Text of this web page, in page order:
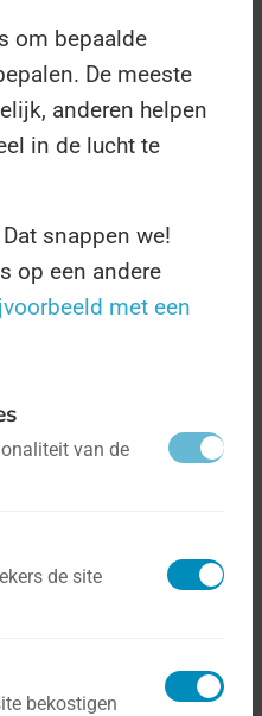
bij de kracht van
worden onder
georganiseerd en
wordt gekeken
van de
jaar is dat
staan ook de VN
de macht
zeggen de VN.
steeds verder
in
in Nederland
op dat vlak.
om bepaalde
De meeste
anderen helpen
in de lucht te
snappen we!
op een andere
met een
van de
de site
bekostigen